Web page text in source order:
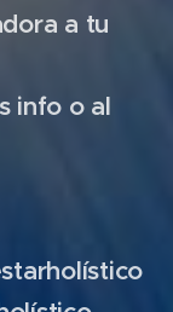
a tu
info o al